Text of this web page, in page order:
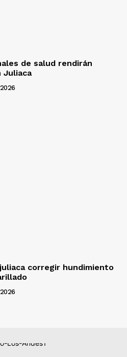
de salud rendirán
Juliaca
corregir hundimiento